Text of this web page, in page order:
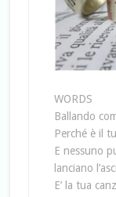
WORDS
Ballando
Perché è il
E nessuno
lanciano
E’ la tua